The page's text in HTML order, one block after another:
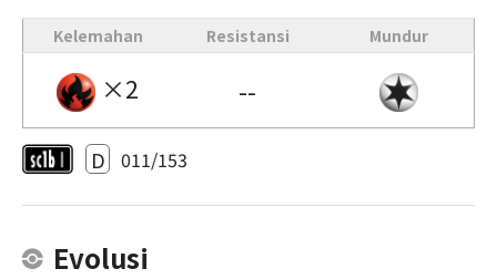
Kelemahan Resistansi Mundur
×2 --
D 011/153
Evolusi